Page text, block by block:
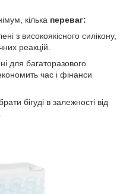
кілька переваг:
з високоякісного силікону,
реакцій.
для багаторазового
час і фінанси
бігуді в залежності від